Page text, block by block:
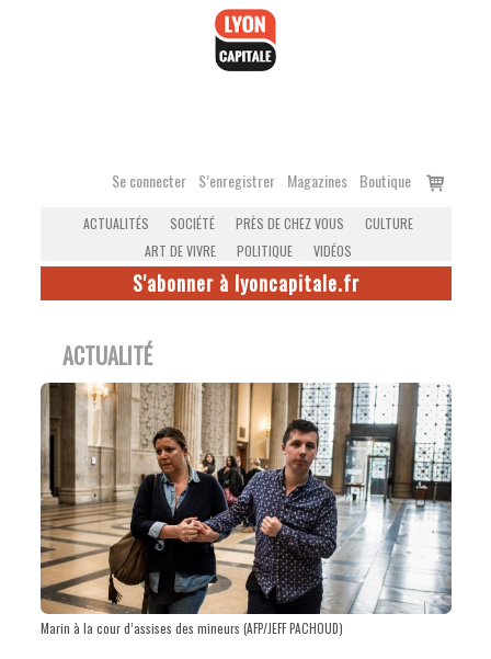
Se connecter S’enregistrer Magazines Boutique
Voir
ACTUALITÉS SOCIÉTÉ PRÈS DE CHEZ VOUS
CULTURE
ART DE VIVRE
POLITIQUE VIDÉOS
S'abonner à lyoncapitale.fr
ACTUALITÉ
Marin à la cour d’assises des mineurs (AFP/JEFF PACHOUD)